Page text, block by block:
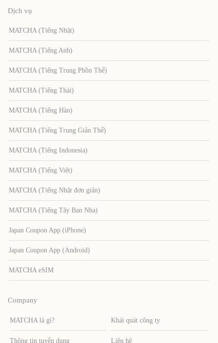
Dịch vụ
MATCHA (Tiếng Nhật)
MATCHA (Tiếng Anh)
MATCHA (Tiếng Trung Phồn Thể)
MATCHA (Tiếng Thái)
MATCHA (Tiếng Hàn)
MATCHA (Tiếng Trung Giản Thể)
MATCHA (Tiếng Indonesia)
MATCHA (Tiếng Việt)
MATCHA (Tiếng Nhật đơn giản)
MATCHA (Tiếng Tây Ban Nha)
Japan Coupon App (iPhone)
Japan Coupon App (Android)
MATCHA eSIM
Company
MATCHA là gì? Khái quát công ty
Thông tin tuyển dụng Liên hệ